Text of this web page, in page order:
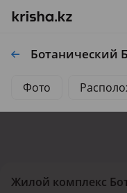
Ботанический
Фото
Жилой комплекс